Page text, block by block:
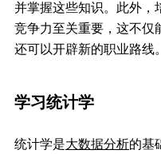
并掌握这些知识。此外，
竞争力至关重要，这不仅
还可以开辟新的职业路线。
学习统计学
统计学是大数据分析的基